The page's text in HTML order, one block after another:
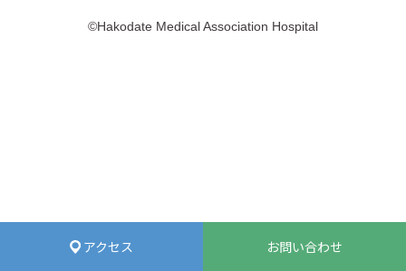
アクセス お問い合わせ
©Hakodate Medical Association Hospital